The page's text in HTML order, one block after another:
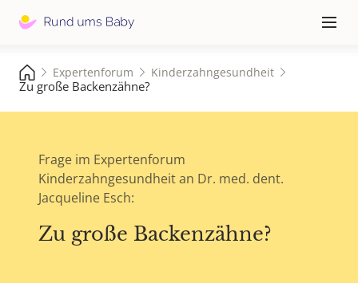
≡
Expertenforum Kinderzahngesundheit
Zu große Backenzähne?
Frage im Expertenforum
Kinderzahngesundheit an Dr. med. dent.
Jacqueline Esch:
Zu große Backenzähne?